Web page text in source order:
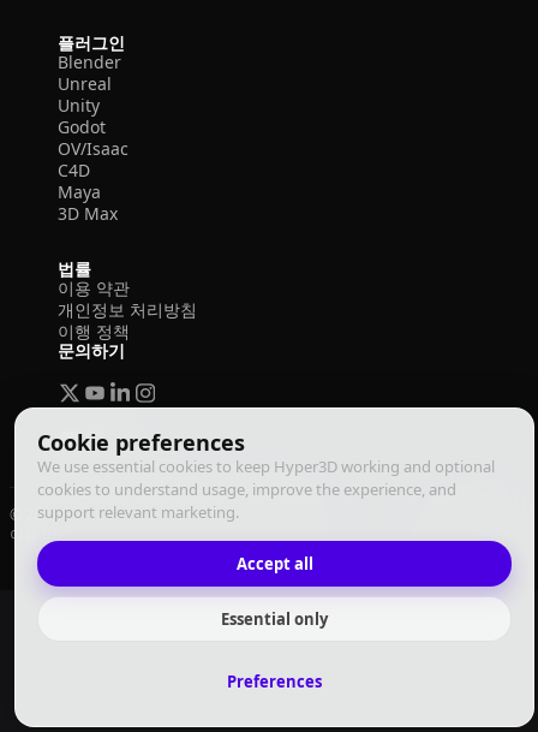
Cookie preferences
We use essential cookies to keep Hyper3D working and optional
cookies to understand usage, improve the experience, and
support relevant marketing.
Accept all
Essential only
Preferences
플러그인
Blender
Unreal
Unity
Godot
OV/Isaac
C4D
Maya
3D Max
법률
이용 약관
개인정보 처리방침
이행 정책
문의하기
© 2026 Deemos Corporation. 모든 권리 보유
이용 약관
한국어